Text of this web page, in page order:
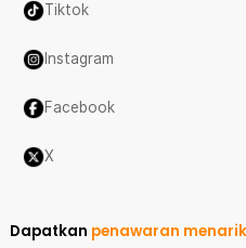
Tiktok
Instagram
Facebook
X
Dapatkan penawaran menarik